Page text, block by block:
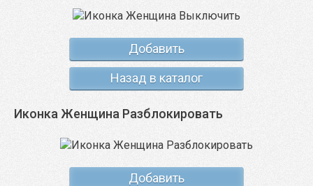
Добавить
Назад в каталог
Иконка Женщина Разблокировать
Добавить